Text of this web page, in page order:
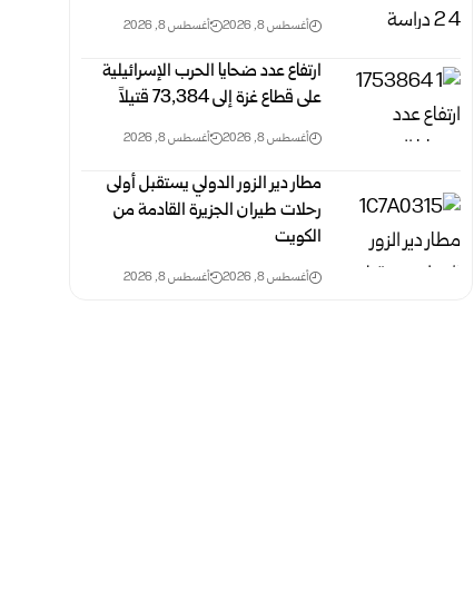
أغسطس 8, 2026 أغسطس 8, 2026
ارتفاع عدد ضحايا الحرب الإسرائيلية
على قطاع غزة ‏إلى 73,384 ‏قتيلاً‎ ‎
أغسطس 8, 2026 أغسطس 8, 2026
مطار دير الزور الدولي يستقبل أولى
رحلات طيران الجزيرة ‏القادمة من
الكويت
أغسطس 8, 2026 أغسطس 8, 2026